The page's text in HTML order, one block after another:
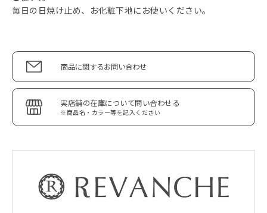
毎日の日焼け止め、お化粧下地にお使いください。
商品に関するお問い合わせ
実店舗の在庫について問い合わせる
※商品名・カラー等を記入ください